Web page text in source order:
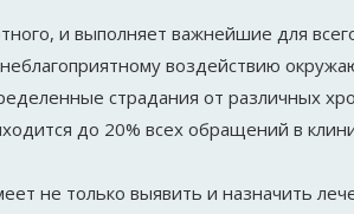
и выполняет важнейшие для
воздействию
страдания от различных
до 20% всех обращений в
не только выявить и назначить